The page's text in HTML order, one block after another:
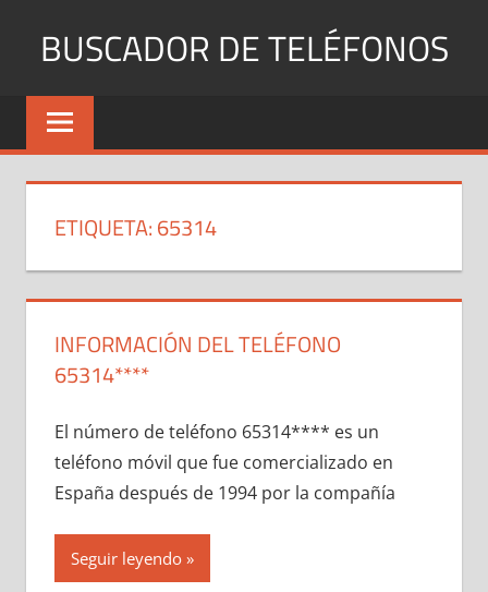
BUSCADOR DE TELÉFONOS
Identifica
Números
y
ETIQUETA:65314
INFORMACIÓN DEL TELÉFONO
65314****
El número dе teléfono 65314**** es un
teléfono móvil quе fue comercializado en
España después dе 1994 pοr la compañía
Seguir leyendo